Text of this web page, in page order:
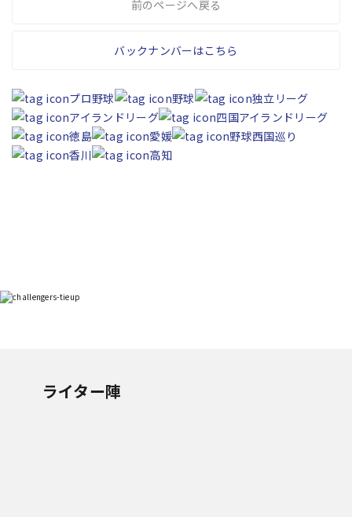
前のページへ戻る
バックナンバーはこちら
プロ野球 野球
独立リーグ
アイランドリーグ
四国アイランドリーグ
徳島
愛媛
野球西国巡り
香川
高知
ライター陣